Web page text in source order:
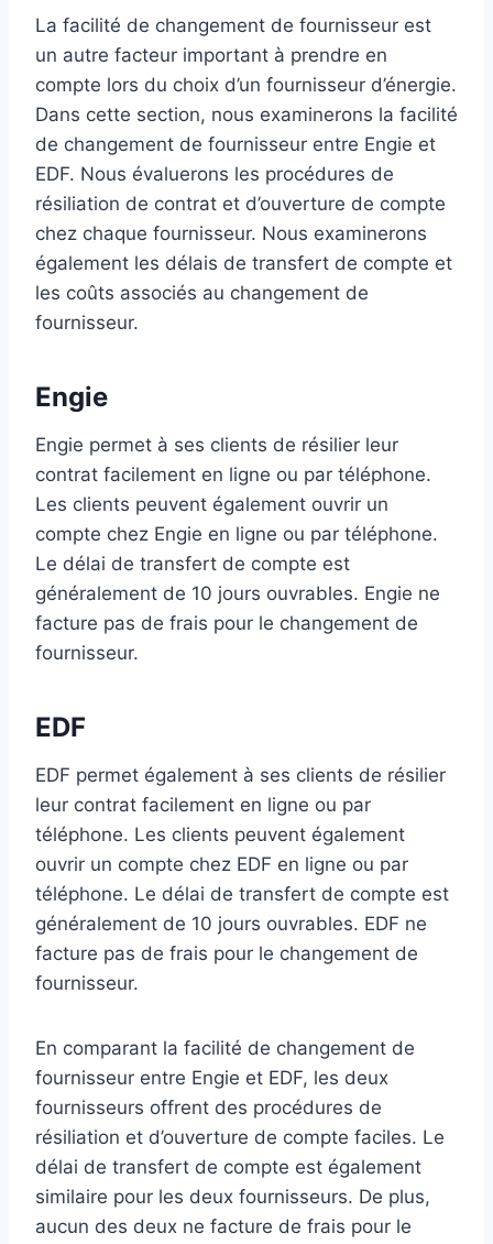
La facilité de changement de fournisseur est
un autre facteur important à prendre en
compte lors du choix d’un fournisseur d’énergie.
Dans cette section, nous examinerons la facilité
de changement de fournisseur entre Engie et
EDF. Nous évaluerons les procédures de
résiliation de contrat et d’ouverture de compte
chez chaque fournisseur. Nous examinerons
également les délais de transfert de compte et
les coûts associés au changement de
fournisseur.
Engie
Engie permet à ses clients de résilier leur
contrat facilement en ligne ou par téléphone.
Les clients peuvent également ouvrir un
compte chez Engie en ligne ou par téléphone.
Le délai de transfert de compte est
généralement de 10 jours ouvrables. Engie ne
facture pas de frais pour le changement de
fournisseur.
EDF
EDF permet également à ses clients de résilier
leur contrat facilement en ligne ou par
téléphone. Les clients peuvent également
ouvrir un compte chez EDF en ligne ou par
téléphone. Le délai de transfert de compte est
généralement de 10 jours ouvrables. EDF ne
facture pas de frais pour le changement de
fournisseur.
En comparant la facilité de changement de
fournisseur entre Engie et EDF, les deux
fournisseurs offrent des procédures de
résiliation et d’ouverture de compte faciles. Le
délai de transfert de compte est également
similaire pour les deux fournisseurs. De plus,
aucun des deux ne facture de frais pour le